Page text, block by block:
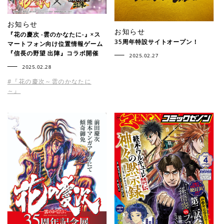
お知らせ
『花の慶次 -雲のかなたに-』×ス
マートフォン向け位置情報ゲーム
『信長の野望 出陣』コラボ開催
2025.02.28
#『花の慶次～雲のかなたに
～』
お知らせ
35周年特設サイトオープン！
2025.02.27